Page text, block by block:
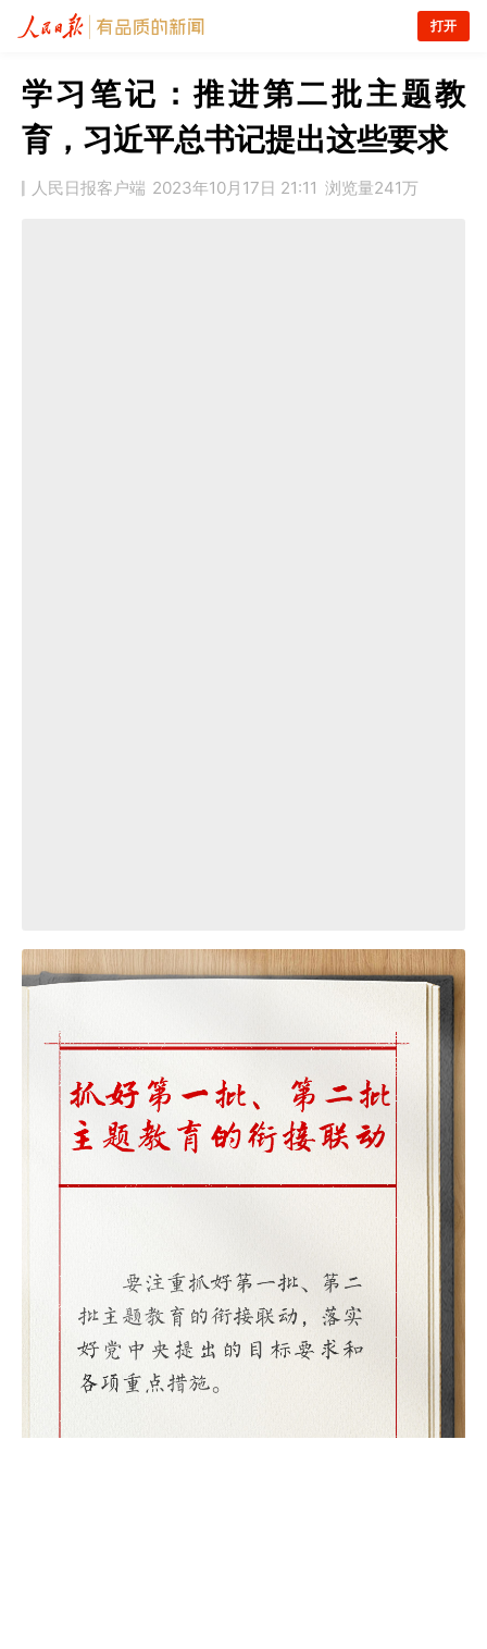
打开
学习笔记：推进第二批主题教
育，习近平总书记提出这些要求
人民日报客户端 2023年10月17日 21:11 浏览量241万